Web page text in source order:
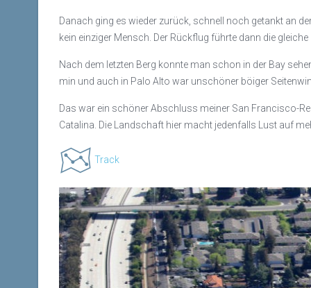
Danach ging es wieder zurück, schnell noch getankt an
kein einziger Mensch. Der Rückflug führte dann die
Nach dem letzten Berg konnte man schon in der Bay
min und auch in Palo Alto war unschöner böiger
Das war ein schöner Abschluss meiner San Francisco-
Catalina. Die Landschaft hier macht jedenfalls Lust auf
Track